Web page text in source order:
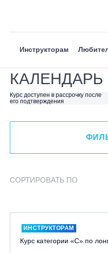
Инструкторам
КАЛЕНДАРЬ
Курс доступен в рассрочку после
его подтверждения
ФИЛЬТР
ВИД СПОРТА
Я ХОЧУ
КАТЕГОРИЯ
Тренерам
СОРТИРОВАТЬ ПО
ИНСТРУКТОРАМ
Курс категории «С» по